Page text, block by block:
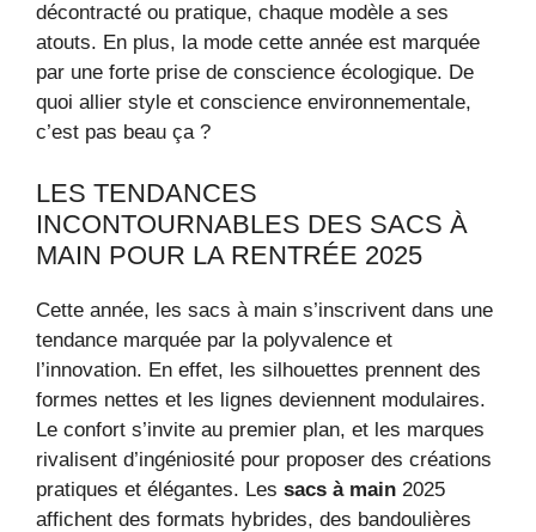
décontracté ou pratique, chaque modèle a ses
atouts. En plus, la mode cette année est marquée
par une forte prise de conscience écologique. De
quoi allier style et conscience environnementale,
c’est pas beau ça ?
LES TENDANCES
INCONTOURNABLES DES SACS À
MAIN POUR LA RENTRÉE 2025
Cette année, les sacs à main s’inscrivent dans une
tendance marquée par la polyvalence et
l’innovation. En effet, les silhouettes prennent des
formes nettes et les lignes deviennent modulaires.
Le confort s’invite au premier plan, et les marques
rivalisent d’ingéniosité pour proposer des créations
pratiques et élégantes. Les sacs à main 2025
affichent des formats hybrides, des bandoulières